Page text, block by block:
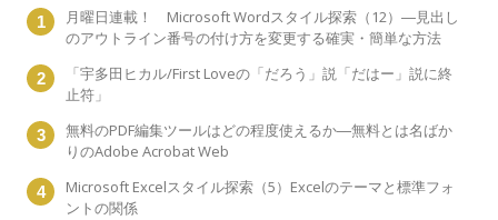
月曜日連載！ Microsoft Wordスタイル探索（12）―見出し
のアウトライン番号の付け方を変更する確実・簡単な方法
「宇多田ヒカル/First Loveの「だろう」説「だはー」説に終
止符」
無料のPDF編集ツールはどの程度使えるか―無料とは名ばか
りのAdobe Acrobat Web
Microsoft Excelスタイル探索（5）Excelのテーマと標準フォ
ントの関係